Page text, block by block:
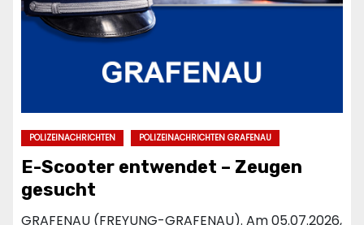
POLIZEINACHRICHTEN POLIZEINACHRICHTEN GRAFENAU
E-Scooter entwendet – Zeugen
gesucht
GRAFENAU (FREYUNG-GRAFENAU). Am 05.07.2026,